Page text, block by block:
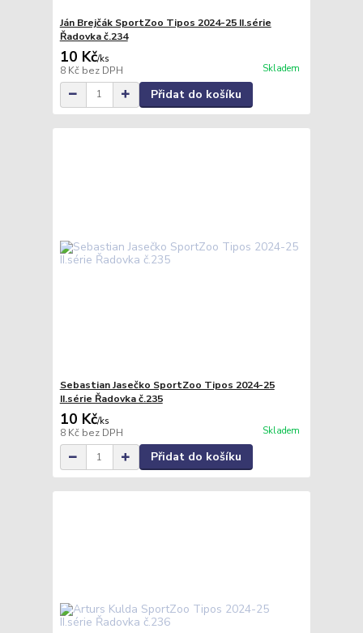
Ján Brejčák SportZoo Tipos 2024-25 II.série
Řadovka č.234
10 Kč/ks
8 Kč bez DPH Skladem
Přidat do košíku
Sebastian Jasečko SportZoo Tipos 2024-25
II.série Řadovka č.235
10 Kč/ks
8 Kč bez DPH Skladem
Přidat do košíku